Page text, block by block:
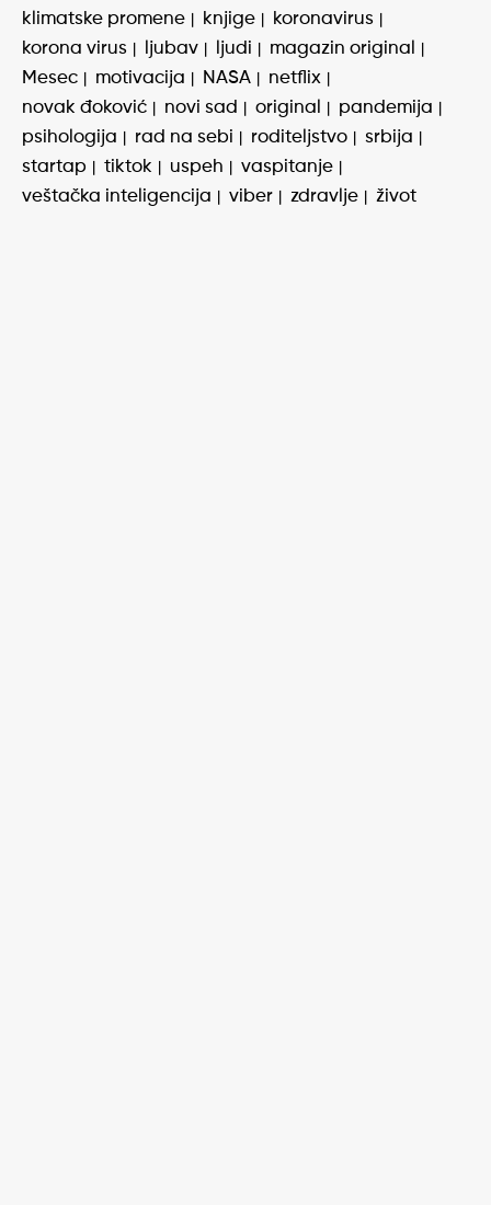
klimatske promene
knjige
koronavirus
korona virus
ljubav ljudi
magazin original
Mesec
motivacija NASA
netflix
novak đoković
novi sad original
pandemija
psihologija
rad na sebi roditeljstvo
srbija
startap
tiktok uspeh
vaspitanje
veštačka inteligencija
viber zdravlje život